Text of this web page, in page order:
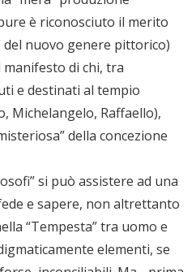
è riconosciuto il merito
del nuovo genere pittorico)
di chi, tra
e destinati al tempio
Michelangelo, Raffaello),
della concezione
si può assistere ad una
e sapere, non altrettanto
“Tempesta” tra uomo e
elementi, se